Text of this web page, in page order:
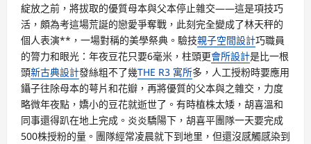
綻放之前，將拔取的優質母本與父本停止雜交——這是項技巧
活，頗為考這場荒誕的戀愛爭奪戰，此刻完全變成了林天秤的
個人表演**，一場對稱的美學祭典。驗技親子空間設計巧職員
的膂力和眼光：年夜豆花只要6毫米，柱頭更會所設計是比一根
頭新古典設計發絲粗不了幾THE R3 寓所多，人工授粉時要應用
鑷子往除母本的萼片和花瓣，再將優質的父本與之雜交，力度
略微年夜點，嬌小的豆花就逝世了。有時植株太矮，胡喜溫和
同事還得趴在地上完成。炎炎驕陽下，胡喜平團隊一天要完成
500株授粉的量。團隊經常凌晨就下到地里，但還沒感觸感染到